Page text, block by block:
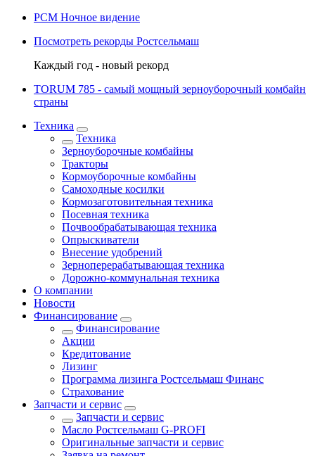
РСМ Ночное видение
Посмотреть рекорды Ростсельмаш
Каждый год - новый рекорд
TORUM 785 - cамый мощный зерноуборочный комбайн
страны
Техника
Техника
Зерноуборочные комбайны
Тракторы
Кормоуборочные комбайны
Самоходные косилки
Кормозаготовительная техника
Посевная техника
Почвообрабатывающая техника
Опрыскиватели
Внесение удобрений
Зерноперерабатывающая техника
Дорожно-коммунальная техника
О компании
Новости
Финансирование
Финансирование
Акции
Кредитование
Лизинг
Программа лизинга Ростсельмаш Финанс
Страхование
Запчасти и сервис
Запчасти и сервис
Масло Ростсельмаш G-PROFI
Оригинальные запчасти и сервис